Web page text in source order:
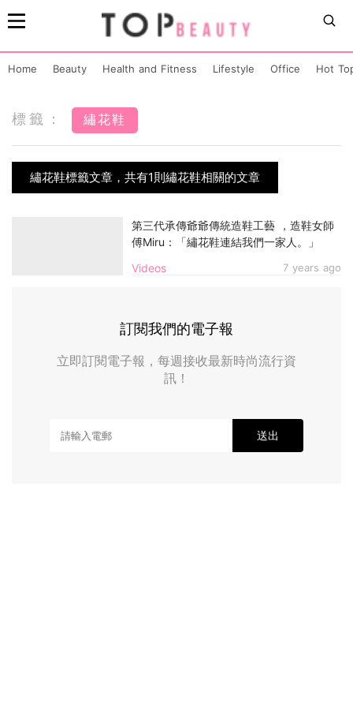
Home Beauty Health and Fitness Lifestyle Office Hot
標籤： 繡花鞋
繡花鞋標籤文章，共有1則繡花鞋相關的文章
Videos 7 years ago
第三代承傳爺爺傳統造鞋工藝 ，造鞋女師
傅Miru：「繡花鞋連結我們一家人。」
訂閱我們的電子報
立即訂閱電子報，每週接收最新時尚流行資
訊！
送出